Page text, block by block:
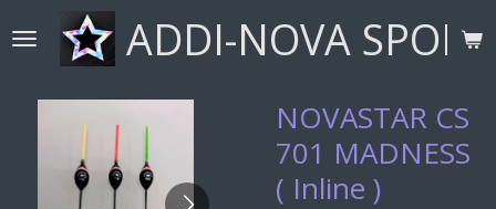
direct
hoofdinhoud
ADDI-NOVA
NOVASTAR CS
701 MADNESS
( Inline )